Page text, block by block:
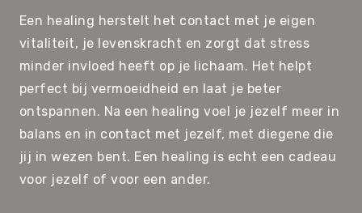
Een healing herstelt het contact met je eigen
vitaliteit, je levenskracht en zorgt dat stress
minder invloed heeft op je lichaam. Het helpt
perfect bij vermoeidheid en laat je beter
ontspannen. Na een healing voel je jezelf meer in
balans en in contact met jezelf, met diegene die
jij in wezen bent. Een healing is echt een cadeau
voor jezelf of voor een ander.